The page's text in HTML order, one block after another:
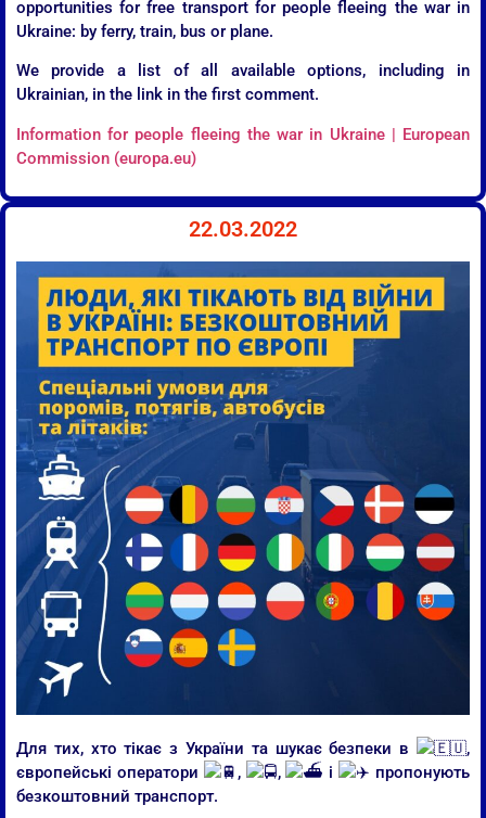
opportunities for free transport for people fleeing the war in
Ukraine: by ferry, train, bus or plane.
We provide a list of all available options, including in
Ukrainian, in the link in the first comment.
Information for people fleeing the war in Ukraine | European
Commission (europa.eu)
22.03.2022
Для тих, хто тікає з України та шукає безпеки в
,
європейські оператори
, , і
пропонують
безкоштовний транспорт.